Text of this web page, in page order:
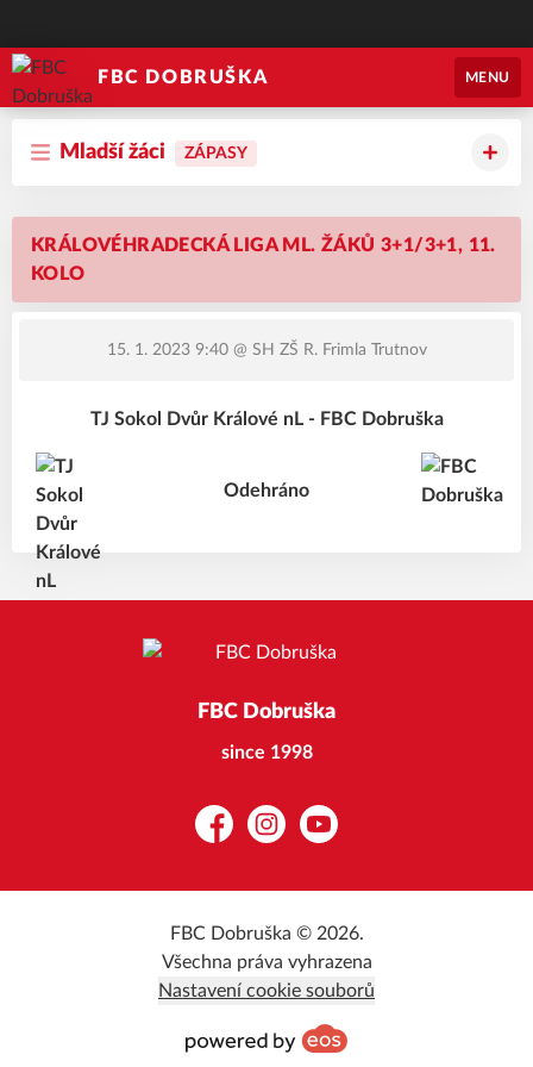
FBC DOBRUŠKA MENU
Mladší žáci ZÁPASY
KRÁLOVÉHRADECKÁ LIGA ML. ŽÁKŮ 3+1/3+1, 11.
KOLO
15. 1. 2023 9:40@ SH ZŠ R. Frimla Trutnov
TJ Sokol Dvůr Králové nL - FBC Dobruška
Odehráno
FBC Dobruška
since 1998
FacebookInstagramYouTube
FBC Dobruška © 2026.
Všechna práva vyhrazena
Nastavení cookie souborů